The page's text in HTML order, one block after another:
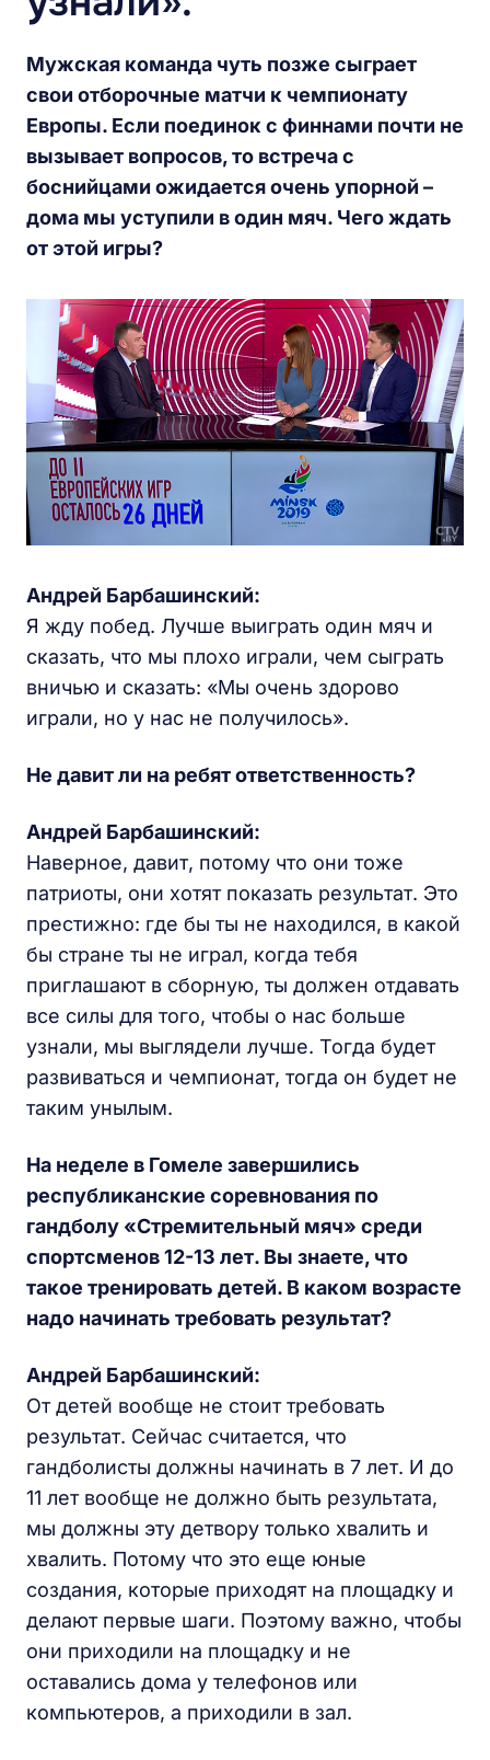
Мужская команда чуть позже сыграет
свои отборочные матчи к чемпионату
Европы. Если поединок с финнами почти не
вызывает вопросов, то встреча с
боснийцами ожидается очень упорной –
дома мы уступили в один мяч. Чего ждать
от этой игры?
Андрей Барбашинский:
Я жду побед. Лучше выиграть один мяч и
сказать, что мы плохо играли, чем сыграть
вничью и сказать: «Мы очень здорово
играли, но у нас не получилось».
Не давит ли на ребят ответственность?
Андрей Барбашинский:
Наверное, давит, потому что они тоже
патриоты, они хотят показать результат. Это
престижно: где бы ты не находился, в какой
бы стране ты не играл, когда тебя
приглашают в сборную, ты должен отдавать
все силы для того, чтобы о нас больше
узнали, мы выглядели лучше. Тогда будет
развиваться и чемпионат, тогда он будет не
таким унылым.
На неделе в Гомеле завершились
республиканские соревнования по
гандболу «Стремительный мяч» среди
спортсменов 12-13 лет. Вы знаете, что
такое тренировать детей. В каком возрасте
надо начинать требовать результат?
Андрей Барбашинский:
От детей вообще не стоит требовать
результат. Сейчас считается, что
гандболисты должны начинать в 7 лет. И до
11 лет вообще не должно быть результата,
мы должны эту детвору только хвалить и
хвалить. Потому что это еще юные
создания, которые приходят на площадку и
делают первые шаги. Поэтому важно, чтобы
они приходили на площадку и не
оставались дома у телефонов или
компьютеров, а приходили в зал.